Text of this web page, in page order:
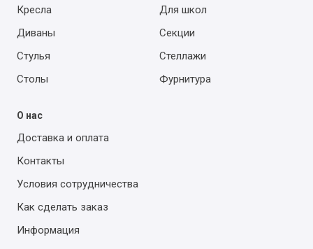
Кресла
Диваны
Стулья
Столы
Для школ
Секции
Стеллажи
Фурнитура
О нас
Доставка и оплата
Контакты
Условия сотрудничества
Как сделать заказ
Информация